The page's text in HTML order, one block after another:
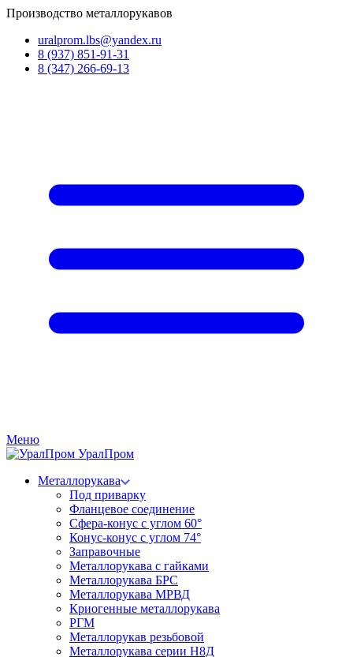
Производство металлорукавов
uralprom.lbs@yandex.ru
8 (937) 851‑91‑31
8 (347) 266‑69‑13
Меню
УралПром
Металлорукава
Под приварку
Фланцевое соединение
Сфера-конус с углом 60°
Конус-конус с углом 74°
Заправочные
Металлорукава с гайками
Металлорукава БРС
Металлорукава МРВД
Криогенные металлорукава
РГМ
Металлорукав резьбовой
Металлорукава серии Н8Д